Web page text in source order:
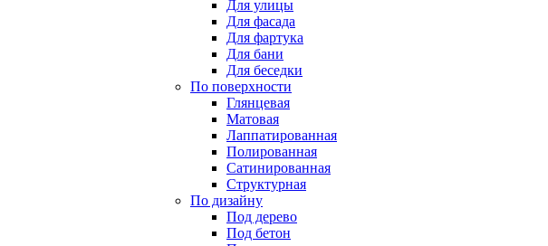
Для улицы
Для фасада
Для фартука
Для бани
Для беседки
По поверхности
Глянцевая
Матовая
Лаппатированная
Полированная
Сатинированная
Структурная
По дизайну
Под дерево
Под бетон